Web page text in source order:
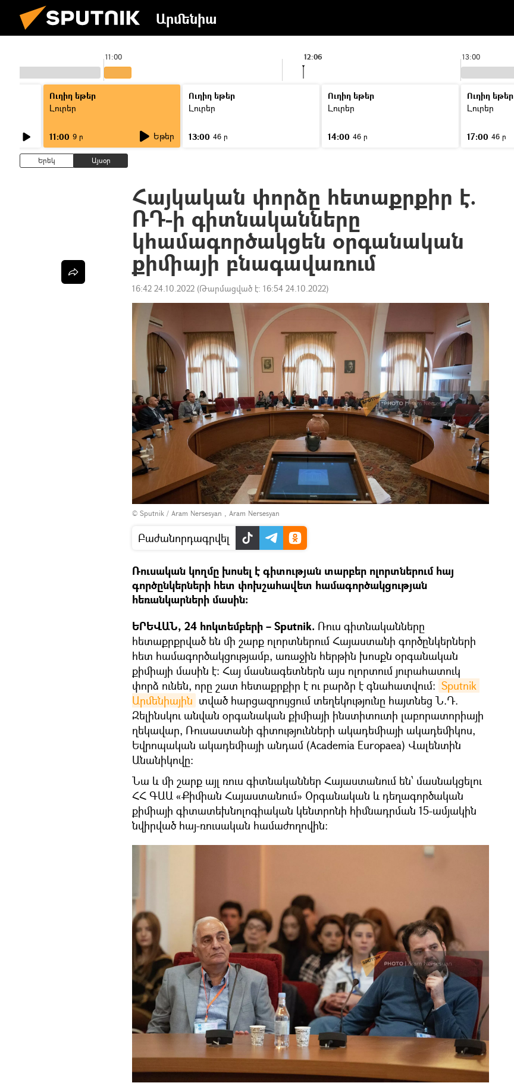
Արմենիա
11:00 13:00
12:06
Ուղիղ եթեր
Լուրեր
11:00 9 ր Եթեր
Ուղիղ եթեր
Լուրեր
13:00 46 ր
Ուղիղ եթեր
Լուրեր
14:00 46 ր
Ուղիղ եթեր
Լուրեր
17:00 46 ր
Երեկ Այսօր
Հայկական փորձը հետաքրքիր է.
ՌԴ-ի գիտնականները
կհամագործակցեն օրգանական
քիմիայի բնագավառում
16:42 24.10.2022 (Թարմացված է: 16:54 24.10.2022)
© Sputnik / Aram Nersesyan , Aram Nersesyan
Բաժանորդագրվել
Ռուսական կողմը խոսել է գիտության տարբեր ոլորտներում հայ
գործընկերների հետ փոխշահավետ համագործակցության
հեռանկարների մասին։
ԵՐԵՎԱՆ, 24 հոկտեմբերի – Sputnik. Ռուս գիտնականները
հետաքրքրված են մի շարք ոլորտներում Հայաստանի գործընկերների
հետ համագործակցությամբ, առաջին հերթին խոսքն օրգանական
քիմիայի մասին է։ Հայ մասնագետներն այս ոլորտում յուրահատուկ
փորձ ունեն, որը շատ հետաքրքիր է ու բարձր է գնահատվում։ Sputnik
Արմենիային տված հարցազրույցում տեղեկությունը հայտնեց Ն.Դ.
Զելինսկու անվան օրգանական քիմիայի ինստիտուտի լաբորատորիայի
ղեկավար, Ռուսաստանի գիտությունների ակադեմիայի ակադեմիկոս,
Եվրոպական ակադեմիայի անդամ (Academia Europaea) Վալենտին
Անանիկովը:
Նա և մի շարք այլ ռուս գիտնականներ Հայաստանում են՝ մասնակցելու
ՀՀ ԳԱԱ «Քիմիան Հայաստանում» Օրգանական և դեղագործական
քիմիայի գիտատեխնոլոգիական կենտրոնի հիմնադրման 15-ամյակին
նվիրված հայ-ռուսական համաժողովին։